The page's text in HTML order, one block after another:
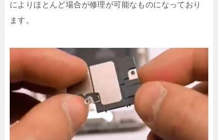
によりほとんど場合が修理が可能なものになっており
ます。